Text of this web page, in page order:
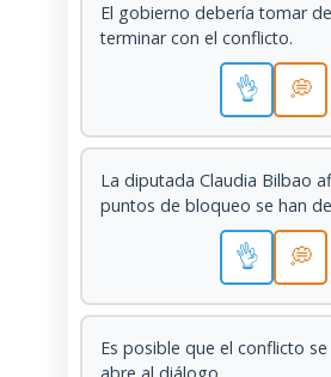
El gobierno debería tomar
terminar con el conflicto.
👌 💭
La diputada Claudia Bilbao
puntos de bloqueo se han
👌 💭
Es posible que el conflicto se